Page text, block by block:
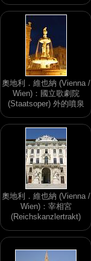
奧地利．維也納 (Vienna /
Wien)：國立歌劇院
(Staatsoper) 外的噴泉
奧地利．維也納 (Vienna /
Wien)：宰相宮
(Reichskanzlertrakt)